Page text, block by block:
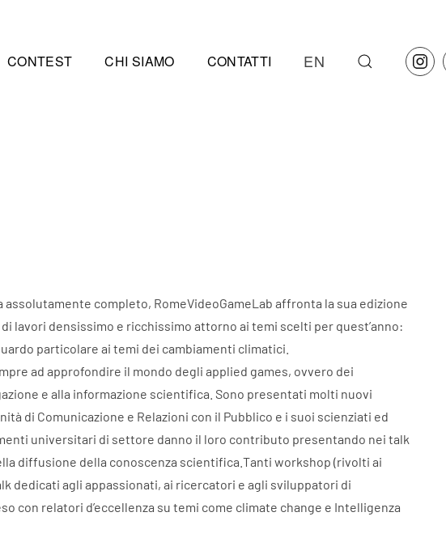
CONTEST CHI SIAMO CONTATTI EN
completo, RomeVideoGameLab affronta la sua edizione
lavori densissimo e ricchissimo attorno ai temi scelti per quest’anno:
particolare ai temi dei cambiamenti climatici.
ad approfondire il mondo degli applied games, ovvero dei
e alla informazione scientifica. Sono presentati molti nuovi
di Comunicazione e Relazioni con il Pubblico e i suoi scienziati ed
universitari di settore danno il loro contributo presentando nei talk
diffusione della conoscenza scientifica.Tanti workshop (rivolti ai
dedicati agli appassionati, ai ricercatori e agli sviluppatori di
con relatori d’eccellenza su temi come climate change e Intelligenza